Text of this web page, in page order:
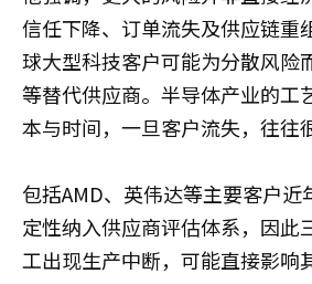
信任下降、订单流失及供应链重
球大型科技客户可能为分散风险
等替代供应商。半导体产业的工
本与时间，一旦客户流失，往往
包括AMD、英伟达等主要客户近
定性纳入供应商评估体系，因此
工出现生产中断，可能直接影响